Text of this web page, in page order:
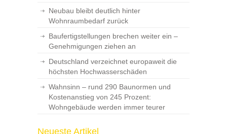
Neubau bleibt deutlich hinter
Wohnraumbedarf zurück
Baufertigstellungen brechen weiter ein –
Genehmigungen ziehen an
Deutschland verzeichnet europaweit die
höchsten Hochwasserschäden
Wahnsinn – rund 290 Baunormen und
Kostenanstieg von 245 Prozent:
Wohngebäude werden immer teurer
Neueste Artikel